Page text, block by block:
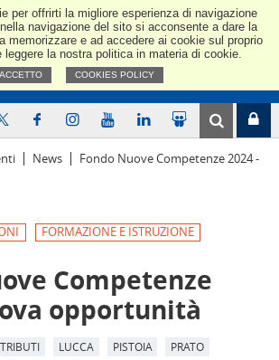
per offrirti la migliore esperienza di navigazione
navigazione del sito si acconsente a dare la
memorizzare e ad accedere ai cookie sul proprio
la nostra politica in materia di cookie.
ACCETTO COOKIES POLICY
News
Fondo Nuove Competenze 2024 -
FORMAZIONE E ISTRUZIONE
Competenze
opportunità
LUCCA PISTOIA PRATO